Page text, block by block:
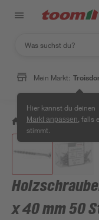
Mein Markt:
Hier kannst du deinen
Markt anpassen , falls
stimmt.
/ Werkstatt &
x 40 mm 50